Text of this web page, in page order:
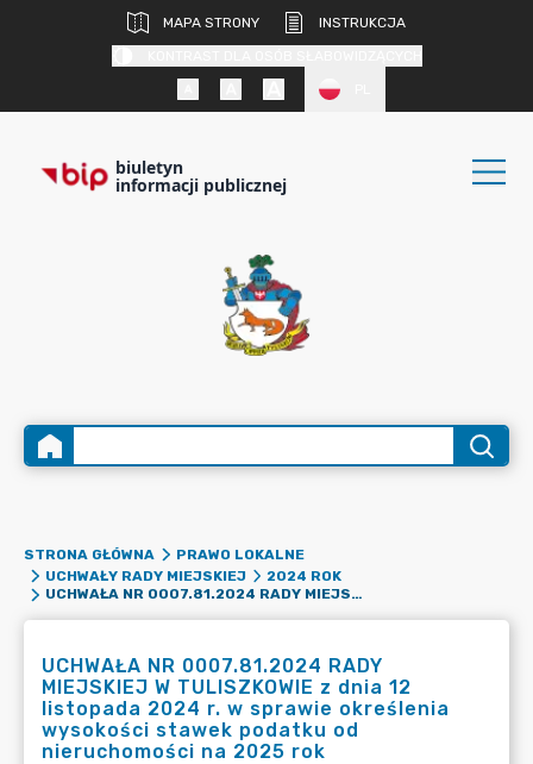
MAPA STRONY
INSTRUKCJA
biuletyn
informacji publicznej
STRONA GŁÓWNA
PRAWO LOKALNE
UCHWAŁY RADY MIEJSKIEJ
2024 ROK
UCHWAŁA NR 0007.81.2024 RADY MIEJSKIEJ W TULISZKOWIE Z DNIA 12 LISTOPADA 2024 R. W SPRAWIE OKREŚLENIA WYSOKOŚCI STAWEK PODATKU OD NIERUCHOMOŚCI NA 2025 ROK
UCHWAŁA NR 0007.81.2024 RADY
MIEJSKIEJ W TULISZKOWIE z dnia 12
listopada 2024 r. w sprawie określenia
wysokości stawek podatku od
nieruchomości na 2025 rok